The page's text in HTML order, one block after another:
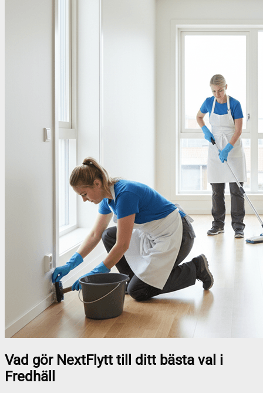
Vad gör NextFlytt till ditt bästa val i
Fredhäll